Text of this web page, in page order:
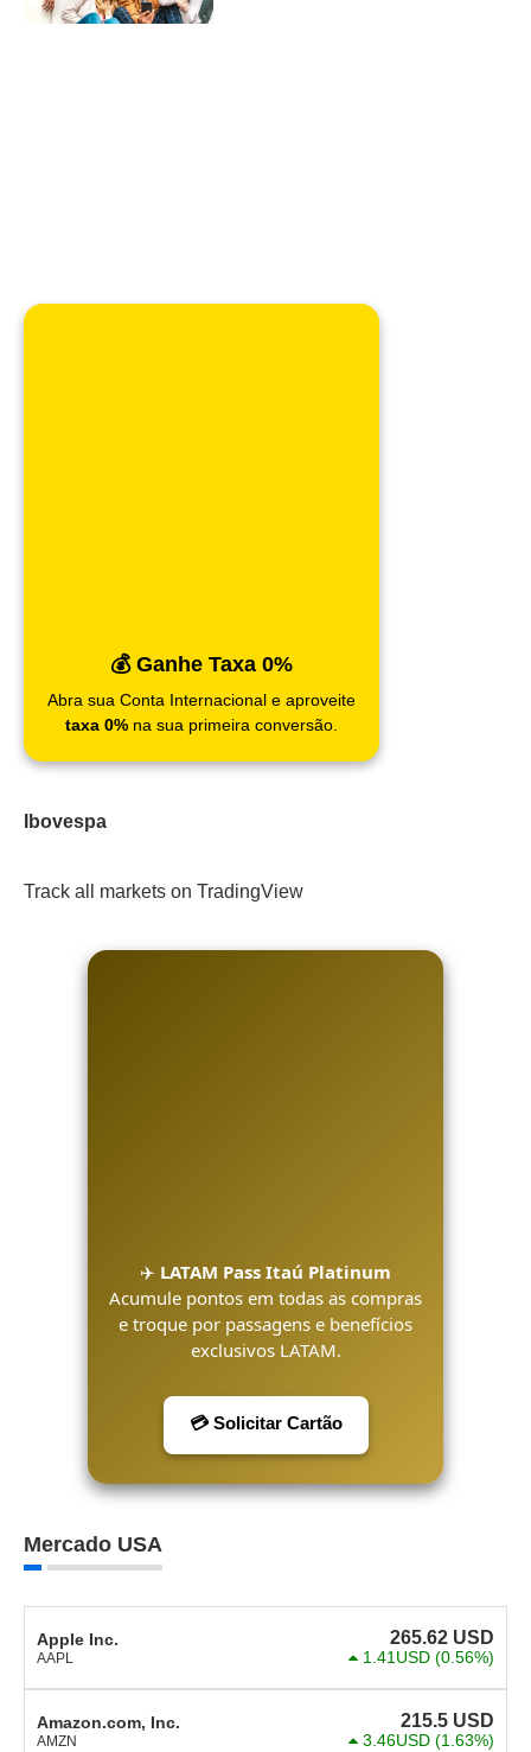
💰 Ganhe Taxa 0%
Abra sua Conta Internacional e aproveite
taxa 0% na sua primeira conversão.
Ibovespa
Track all markets on TradingView
✈️ LATAM Pass Itaú Platinum
Acumule pontos em todas as compras
e troque por passagens e benefícios
exclusivos LATAM.
💳 Solicitar Cartão
Mercado USA
Apple Inc.
AAPL
265.62 USD
1.41USD (0.56%)
Amazon.com, Inc.
AMZN
215.5 USD
3.46USD (1.63%)